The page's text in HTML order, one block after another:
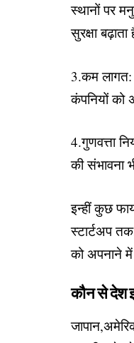
स्थानों पर
सुरक्षा बढ़ाता
3.कम
कंपनियों को
4.गुणवत्ता
की संभावना
इन्हीं कुछ
स्टार्टअप
को अपनाने
कौन से देश